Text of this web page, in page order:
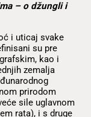
– o džungli i
i uticaj svake
su pre
kao i
zemalja
prirodom
sile uglavnom
rata), i s druge